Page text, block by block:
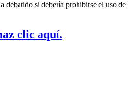
debatido si debería prohibirse el uso de
clic aquí.